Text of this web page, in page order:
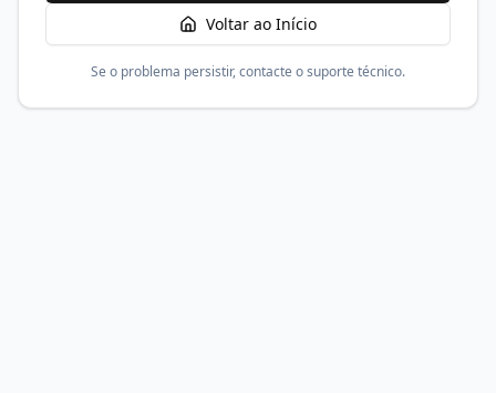
Voltar ao Início
Se o problema persistir, contacte o suporte técnico.